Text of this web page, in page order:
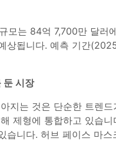
규모는 84억 7,700만 달러
상됩니다. 예측 기간
둔 시장
지는 것은 단순한 트렌
제형에 통합하고 있습
습니다. 허브 페이스 마